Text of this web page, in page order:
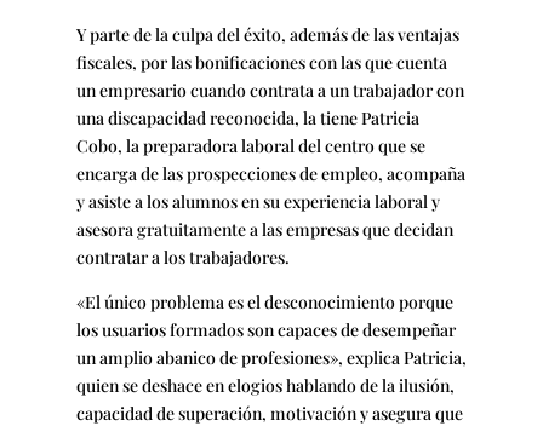
Y parte de la culpa del éxito, además de las ventajas
fiscales, por las bonificaciones con las que cuenta
un empresario cuando contrata a un trabajador con
una discapacidad reconocida, la tiene Patricia
Cobo, la preparadora laboral del centro que se
encarga de las prospecciones de empleo, acompaña
y asiste a los alumnos en su experiencia laboral y
asesora gratuitamente a las empresas que decidan
contratar a los trabajadores.
«El único problema es el desconocimiento porque
los usuarios formados son capaces de desempeñar
un amplio abanico de profesiones», explica Patricia,
quien se deshace en elogios hablando de la ilusión,
capacidad de superación, motivación y asegura que